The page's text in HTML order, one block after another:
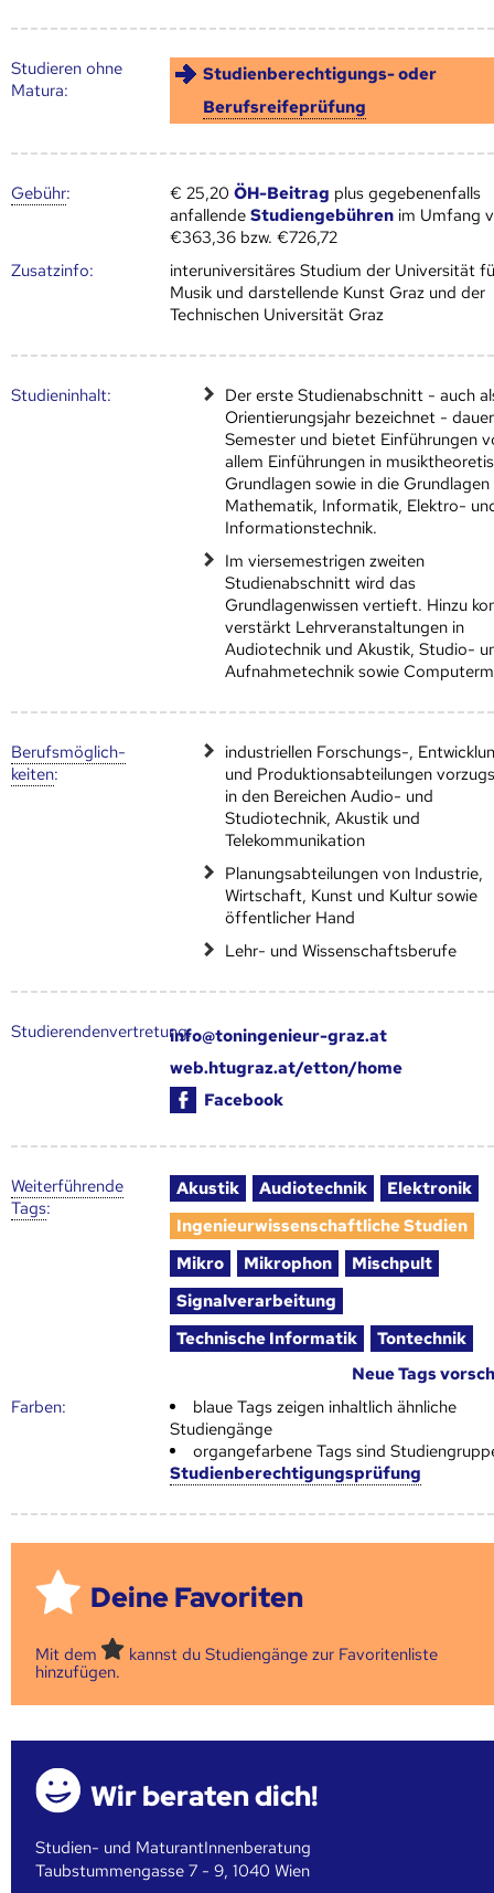
Studieren ohne
Matura:
Studienberechtigungs- oder
Berufsreifeprüfung
Gebühr: € 25,20ÖH-Beitrag plus gegebenenfalls
anfallendeStudiengebühren im Umfang
€363,36 bzw. €726,72
Zusatz­info:
interuniversitäres Studium der Universität
Musik und darstellende Kunst Graz und der
Technischen Universität Graz
Studien­inhalt:
Der erste Studienabschnitt - auch
Orientierungsjahr bezeichnet -
Semester und bietet Einführungen
allem Einführungen in
Grundlagen sowie in die
Mathematik, Informatik, Elektro-
Informationstechnik.
Im viersemestrigen zweiten
Studienabschnitt wird das
Grundlagenwissen vertieft. Hinzu
verstärkt Lehrveranstaltungen in
Audiotechnik und Akustik, Studio-
Aufnahmetechnik sowie
Berufs­möglich­
keiten:
industriellen Forschungs-,
und Produktionsabteilungen
in den Bereichen Audio- und
Studiotechnik, Akustik und
Telekommunikation
Planungsabteilungen von Industrie,
Wirtschaft, Kunst und Kultur sowie
öffentlicher Hand
Lehr- und Wissenschaftsberufe
Studierendenvertretung:info@toningenieur-graz.at
web.htugraz.at/etton/home
Facebook
Weiter­führende
Tags:
Akustik Audiotechnik
Elektronik
Ingenieurwissenschaftliche Studien
Mikro
Mikrophon
Mischpult
Signalverarbeitung
Technische Informatik
Tontechnik
Neue Tags
Farben:
blaue Tags zeigen inhaltlich ähnliche
Studiengänge
organgefarbene Tags sind
Studienberechtigungsprüfung
Deine Favoriten
Mit dem
kannst du Studiengänge zur Favoritenliste
hinzufügen.
Wir beraten dich!
Studien- und MaturantInnenberatung
Taubstummengasse 7 - 9, 1040 Wien